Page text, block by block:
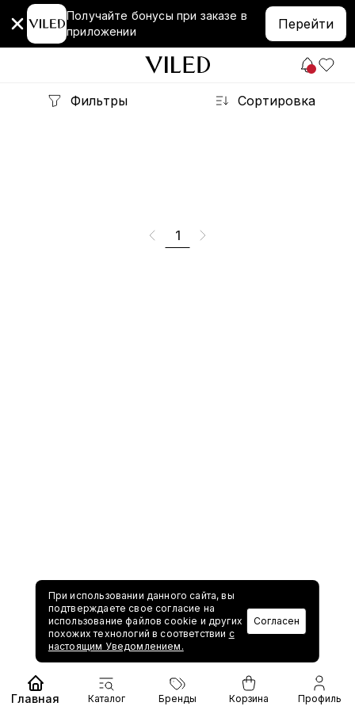
Получайте бонусы при заказе в
приложении
Перейти
Фильтры Сортировка
1
При использовании данного сайта, вы
подтверждаете свое согласие на
использование файлов cookie и других
похожих технологий в соответствии с
настоящим Уведомлением.
Согласен
Главная Каталог Бренды Корзина Профиль